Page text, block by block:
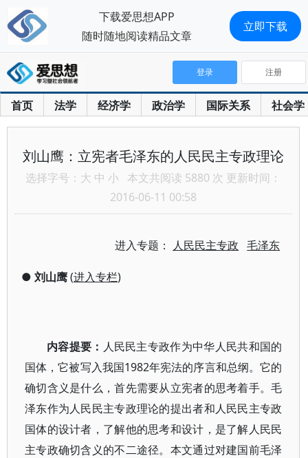
首页 法学 经济学 政治学 国际关系 社会学
登录 注册
刘山鹰：立宪者毛泽东的人民民主专政理论
选择字号： 大 中 小 本文共阅读 5880 次 更新时间：
2016-06-11 00:58
进入专题： 人民民主专政 毛泽东
● 刘山鹰(进入专栏)
内容提要： 人民民主专政作为中华人民共和国的
国体，它被写入我国1982年宪法的序言和总纲。它的
确切含义是什么，首先需要从立宪者的思考着手。毛
泽东作为人民民主专政理论的提出者和人民民主专政
国体的设计者，了解他的思考和设计，是了解人民民
主专政确切含义的不二途径。本文通过对建国前毛泽
下载爱思想APP
随时随地阅读精品文章
立即下载